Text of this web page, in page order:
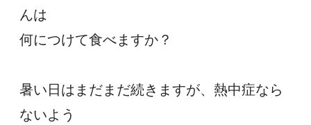
んは
何につけて食べますか？
暑い日はまだまだ続きますが、熱中症なら
ないよう